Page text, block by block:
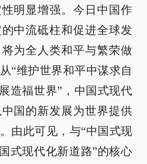
明显增强。今日中国作
中流砥柱和促进全球发
为全人类和平与繁荣做
“维护世界和平中谋求自
造福世界”，中国式现代
国的新发展为世界提供
由此可见，与“中国式现
式现代化新道路”的核心